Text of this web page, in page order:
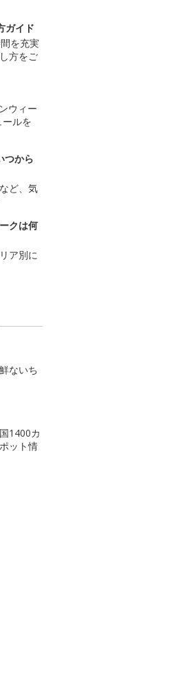
ガイド
を充実
方をご
ウィー
ルを
つから
ど、気
クは何
ア別に
ないち
1400カ
ット情